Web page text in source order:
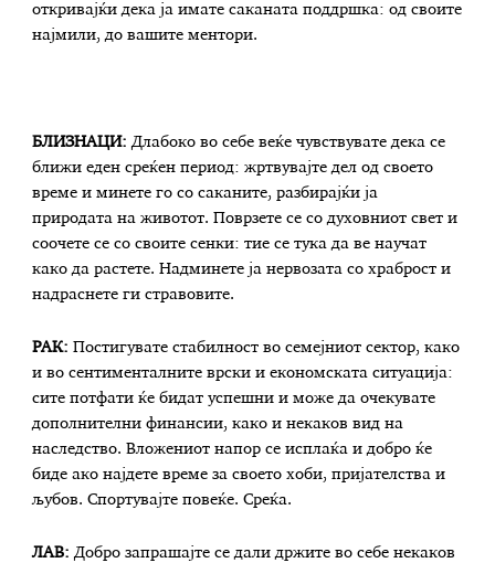
откривајќи дека ја имате саканата поддршка: од своите
најмили, до вашите ментори.
БЛИЗНАЦИ:Длабоко во себе веќе чувствувате дека се
ближи еден среќен период: жртвувајте дел од своето
време и минете го со саканите, разбирајќи ја
природата на животот. Поврзете се со духовниот свет и
соочете се со своите сенки: тие се тука да ве научат
како да растете. Надминете ја нервозата со храброст и
надраснете ги стравовите.
РАК:Постигувате стабилност во семејниот сектор, како
и во сентименталните врски и економската ситуација:
сите потфати ќе бидат успешни и може да очекувате
дополнителни финансии, како и некаков вид на
наследство. Вложениот напор се исплаќа и добро ќе
биде ако најдете време за своето хоби, пријателства и
љубов. Спортувајте повеќе. Среќа.
ЛАВ:Добро запрашајте се дали држите во себе некаков